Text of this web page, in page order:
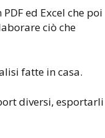
ed Excel che poi
ciò che
fatte in casa.
diversi, esportarli